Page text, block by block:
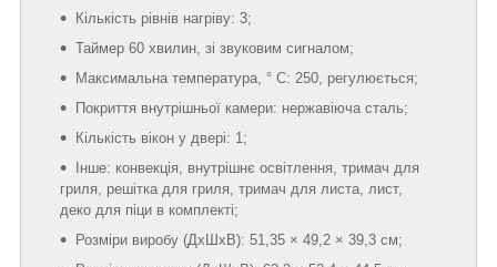
Кількість рівнів нагріву: 3;
Таймер 60 хвилин, зі звуковим сигналом;
Максимальна температура, ° C: 250, регулюється;
Покриття внутрішньої камери: нержавіюча сталь;
Кількість вікон у двері: 1;
Інше: конвекція, внутрішнє освітлення, тримач для
гриля, решітка для гриля, тримач для листа, лист,
деко для піци в комплекті;
Розміри виробу (ДхШхВ): 51,35 × 49,2 × 39,3 см;